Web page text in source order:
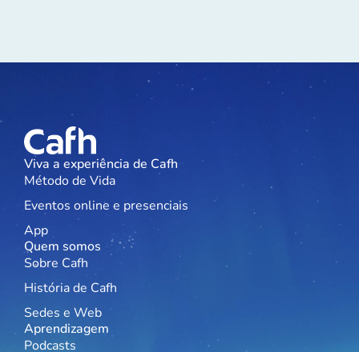
Viva a experiência de Cafh
Método de Vida
Eventos online e presenciais
App
Quem somos
Sobre Cafh
História de Cafh
Sedes e Web
Aprendizagem
Podcasts